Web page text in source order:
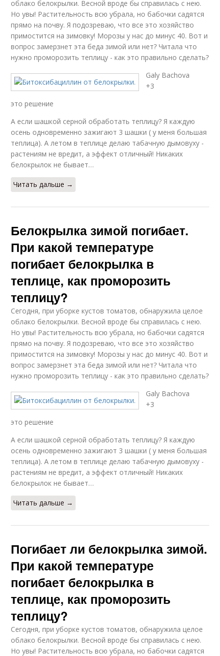
облако белокрылки. Весной вроде бы справилась с нею.
Но увы! Растительность всю убрала, но бабочки садятся
прямо на почву. Я подозреваю, что все это хозяйство
примостится на зимовку! Морозы у нас до минус 40. Вот и
вопрос замерзнет эта беда зимой или нет? Читала что
нужно проморозить теплицу - как это правильно сделать?
Galy Bachova
+3
это решение
А если шашкой серной обработать теплицу? Я каждую
осень одновременно зажигают 3 шашки ( у меня большая
теплица). А летом в теплице делаю табачную дымовуху -
растениям не вредит, а эффект отличный! Никаких
белокрылок не бывает…
Читать дальше →
Белокрылка зимой погибает.
При какой температуре
погибает белокрылка в
теплице, как проморозить
теплицу?
Сегодня, при уборке кустов томатов, обнаружила целое
облако белокрылки. Весной вроде бы справилась с нею.
Но увы! Растительность всю убрала, но бабочки садятся
прямо на почву. Я подозреваю, что все это хозяйство
примостится на зимовку! Морозы у нас до минус 40. Вот и
вопрос замерзнет эта беда зимой или нет? Читала что
нужно проморозить теплицу - как это правильно сделать?
Galy Bachova
+3
это решение
А если шашкой серной обработать теплицу? Я каждую
осень одновременно зажигают 3 шашки ( у меня большая
теплица). А летом в теплице делаю табачную дымовуху -
растениям не вредит, а эффект отличный! Никаких
белокрылок не бывает…
Читать дальше →
Погибает ли белокрылка зимой.
При какой температуре
погибает белокрылка в
теплице, как проморозить
теплицу?
Сегодня, при уборке кустов томатов, обнаружила целое
облако белокрылки. Весной вроде бы справилась с нею.
Но увы! Растительность всю убрала, но бабочки садятся